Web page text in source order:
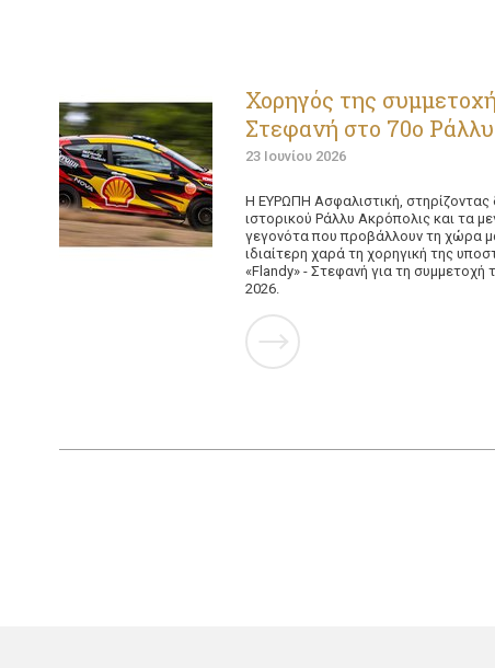
Χορηγός της
Στεφανή στο 70ο
23 Ιουνίου 2026
Η ΕΥΡΩΠΗ Ασφαλιστική, στηρίζοντας
ιστορικού Ράλλυ Ακρόπολις και τα
γεγονότα που προβάλλουν τη χώρα
ιδιαίτερη χαρά τη χορηγική της
«Flandy» - Στεφανή για τη
2026.